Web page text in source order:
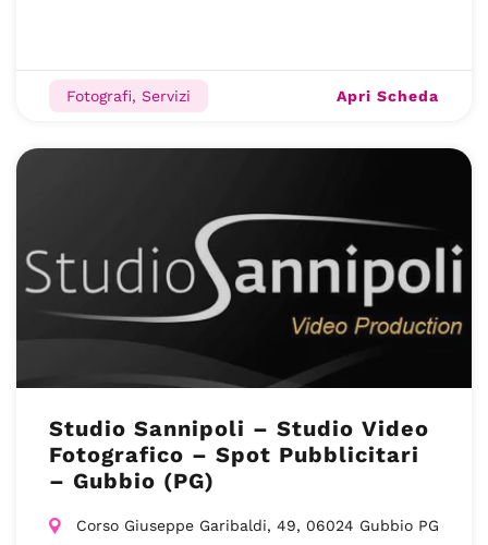
Fotografi, Servizi Apri Scheda
Studio Sannipoli – Studio Video
Fotografico – Spot Pubblicitari
– Gubbio (PG)
Corso Giuseppe Garibaldi, 49, 06024 Gubbio PG